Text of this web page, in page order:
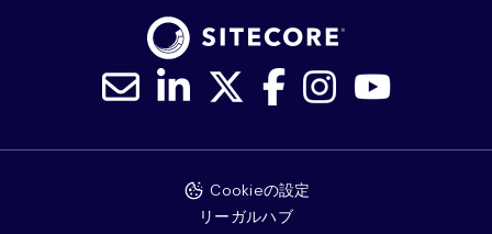
Cookieの設定
リーガルハブ